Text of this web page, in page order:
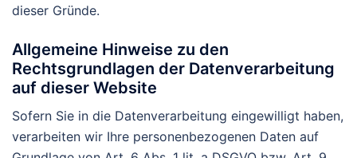
dieser Gründe.
Allgemeine Hinweise zu den
Rechtsgrundlagen der Datenverarbeitung
auf dieser Website
Sofern Sie in die Datenverarbeitung eingewilligt haben,
verarbeiten wir Ihre personenbezogenen Daten auf